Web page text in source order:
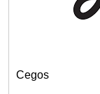
Cegos